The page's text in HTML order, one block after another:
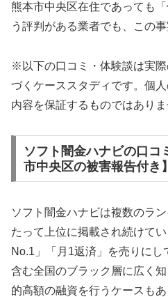
熊本市中央区在住であっても
う評判がある業者でも、この事
※以下の口コミ・体験談は実
づくケーススタディです。個
内容を保証するものではありま
ソフト闇金ハナビの口コ
市中央区の被害報告付き】
ソフト闇金ハナビは複数のラ
たって上位に掲載され続けて
No.1」「月1返済」を売りに
含む全国のブラック層に広く
的高額の融資を行うケースもあ